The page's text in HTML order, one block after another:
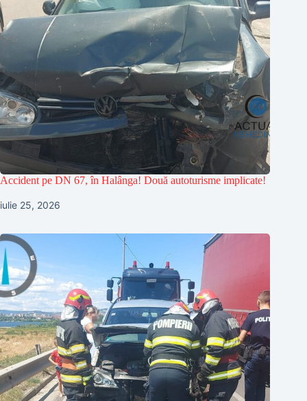
Accident pe DN 67, în Halânga! Două autoturisme implicate!
iulie 25, 2026